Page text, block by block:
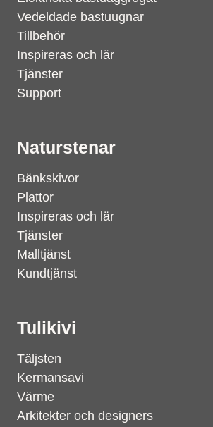
Vedeldade bastuugnar
Tillbehör
Inspireras och lär
Tjänster
Support
Naturstenar
Bänkskivor
Plattor
Inspireras och lär
Tjänster
Malltjänst
Kundtjänst
Tulikivi
Täljsten
Kermansavi
Värme
Arkitekter och designers